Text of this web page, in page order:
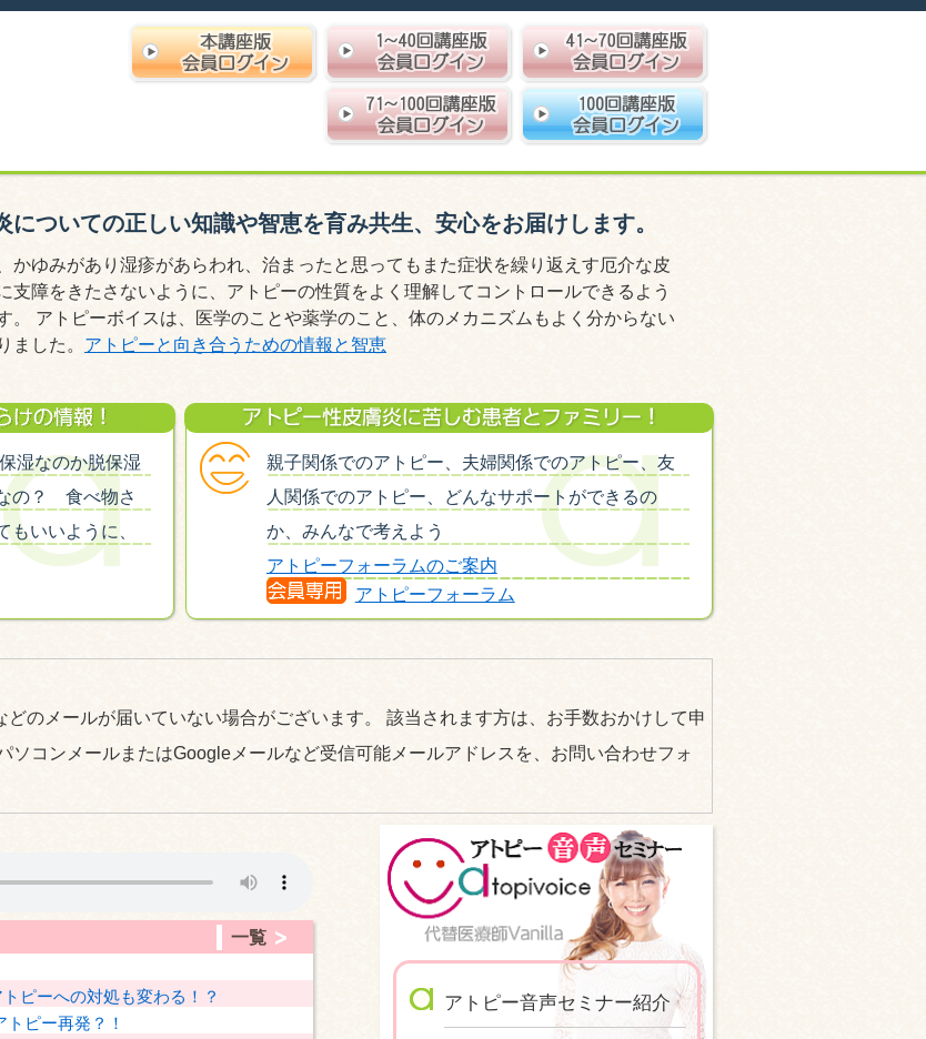
についての正しい知識や智恵を育み共生、安心をお届けします。
かゆみがあり湿疹があらわれ、治まったと思ってもまた症状を繰り返えす厄介な皮
支障をきたさないように、アトピーの性質をよく理解してコントロールできるよう
。 アトピーボイスは、医学のことや薬学のこと、体のメカニズムもよく分からない
ました。 アトピーと向き合うための情報と智恵
湿なのか脱保湿
の？ 食べ物さ
いいように、
親子関係でのアトピー、夫婦関係でのアトピー、友
人関係でのアトピー、どんなサポートができるの
か、みんなで考えよう
アトピーフォーラムのご案内
アトピーフォーラム
のメールが届いていない場合がございます。 該当されます方は、お手数おかけして申
ソコンメールまたはGoogleメールなど受信可能メールアドレスを、お問い合わせフォ
一覧
ピーへの対処も変わる！？
ピー再発？！
アトピー音声セミナー紹介